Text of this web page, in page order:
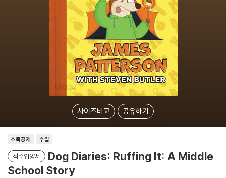
사이즈비교 공유하기
소득공제 수입
직수입양서
Dog Diaries: Ruffing It: A Middle
School Story